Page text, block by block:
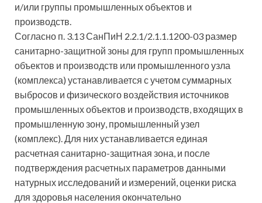
и/или группы промышленных объектов и
производств.
Согласно п. 3.13 СанПиН 2.2.1/2.1.1.1200-03 размер
санитарно-защитной зоны для групп промышленных
объектов и производств или промышленного узла
(комплекса) устанавливается с учетом суммарных
выбросов и физического воздействия источников
промышленных объектов и производств, входящих в
промышленную зону, промышленный узел
(комплекс). Для них устанавливается единая
расчетная санитарно-защитная зона, и после
подтверждения расчетных параметров данными
натурных исследований и измерений, оценки риска
для здоровья населения окончательно